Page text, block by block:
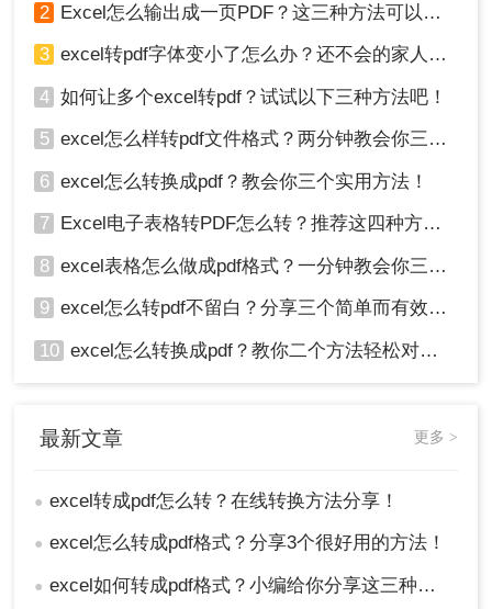
2 Excel怎么输出成一页PDF？这三种方法可以解决！
3 excel转pdf字体变小了怎么办？还不会的家人们快进来看
4 如何让多个excel转pdf？试试以下三种方法吧！
5 excel怎么样转pdf文件格式？两分钟教会你三种方法
6 excel怎么转换成pdf？教会你三个实用方法！
7 Excel电子表格转PDF怎么转？推荐这四种方法给大家！
8 excel表格怎么做成pdf格式？一分钟教会你三个方法！
9 excel怎么转pdf不留白？分享三个简单而有效的方法！
10 excel怎么转换成pdf？教你二个方法轻松对应！
最新文章 更多 >
● excel转成pdf怎么转？在线转换方法分享！
● excel怎么转成pdf格式？分享3个很好用的方法！
● excel如何转成pdf格式？小编给你分享这三种方法！